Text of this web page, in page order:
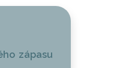
zápasu